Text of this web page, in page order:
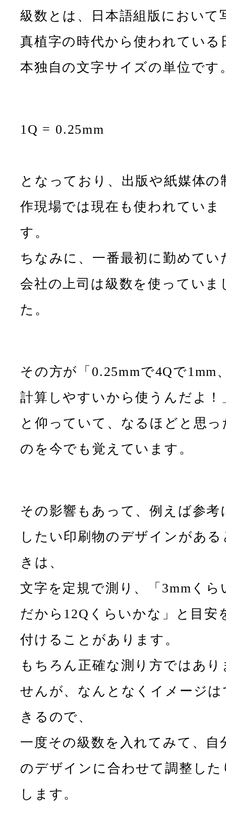
級数とは、日本語組版において
真植字の時代から使われている
本独自の文字サイズの単位です
1Q = 0.25mm
となっており、出版や紙媒体の
作現場では現在も使われていま
す。
ちなみに、一番最初に勤めてい
会社の上司は級数を使っていま
た。
その方が「0.25mmで4Qで1mm
計算しやすいから使うんだよ！
と仰っていて、なるほどと思っ
のを今でも覚えています。
その影響もあって、例えば参考
したい印刷物のデザインがある
きは、
文字を定規で測り、「3mmくら
だから12Qくらいかな」と目安
付けることがあります。
もちろん正確な測り方ではあり
せんが、なんとなくイメージは
きるので、
一度その級数を入れてみて、自
のデザインに合わせて調整した
します。